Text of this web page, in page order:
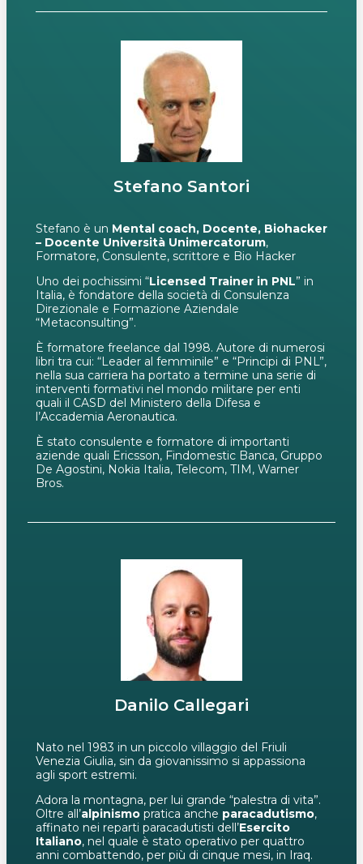
Stefano Santori
Stefano è un Mental coach, Docente, Biohacker
– Docente Università Unimercatorum,
Formatore, Consulente, scrittore e Bio Hacker
Uno dei pochissimi “Licensed Trainer in PNL” in
Italia, è fondatore della società di Consulenza
Direzionale e Formazione Aziendale
“Metaconsulting”.
È formatore freelance dal 1998. Autore di numerosi
libri tra cui: “Leader al femminile” e “Principi di PNL”,
nella sua carriera ha portato a termine una serie di
interventi formativi nel mondo militare per enti
quali il CASD del Ministero della Difesa e
l’Accademia Aeronautica.
È stato consulente e formatore di importanti
aziende quali Ericsson, Findomestic Banca, Gruppo
De Agostini, Nokia Italia, Telecom, TIM, Warner
Bros.
Danilo Callegari
Nato nel 1983 in un piccolo villaggio del Friuli
Venezia Giulia, sin da giovanissimo si appassiona
agli sport estremi.
Adora la montagna, per lui grande “palestra di vita”.
Oltre all’alpinismo pratica anche paracadutismo,
affinato nei reparti paracadutisti dell’Esercito
Italiano, nel quale è stato operativo per quattro
anni combattendo, per più di cinque mesi, in Iraq.